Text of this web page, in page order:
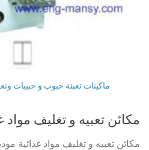
ماكينات تعبئة حبوب و حبيبات
مكائن تعبيه و تغليف مواد